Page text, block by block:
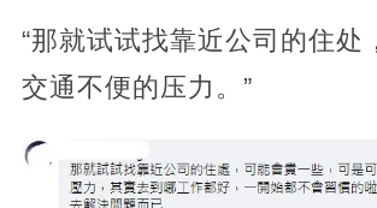
“那就试试找靠近公司的住处
交通不便的压力。”